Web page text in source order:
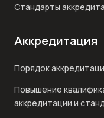
Стандарты
Аккредитация
Порядок
Повышение
аккредитации и